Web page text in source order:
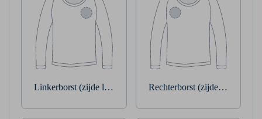
Linkerborst (zijde linkerarm) Rechterborst (zijde